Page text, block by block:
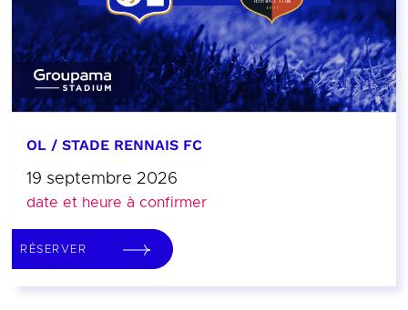
OL / STADE RENNAIS FC
19 septembre 2026
date et heure à confirmer
RÉSERVER